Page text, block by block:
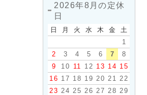
2026年8月の定休
日
日 月 火 水 木 金
土
1
2
3 4 5 6 7
8
9
10 11 12 13 14 15
16 17 18 19 20 21
22
23 24 25 26 27 28 29